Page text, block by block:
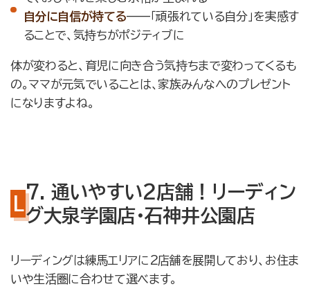
自分に自信が持てる——「頑張れている自分」を実感す
ることで、気持ちがポジティブに
体が変わると、育児に向き合う気持ちまで変わってくるも
の。ママが元気でいることは、家族みんなへのプレゼント
になりますよね。
7. 通いやすい2店舗！リーディン
グ大泉学園店・石神井公園店
リーディングは練馬エリアに2店舗を展開しており、お住ま
いや生活圏に合わせて選べます。